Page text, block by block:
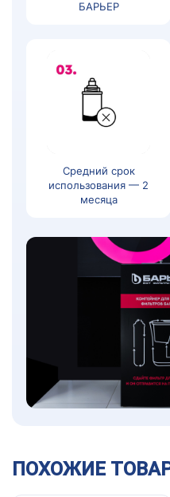
БАРЬЕР
Средний срок
использования — 2
месяца
ПОХОЖИЕ